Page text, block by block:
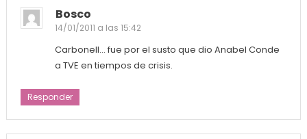
Bosco
14/01/2011 a las 15:42
Carbonell… fue por el susto que dio Anabel Conde
a TVE en tiempos de crisis.
Responder